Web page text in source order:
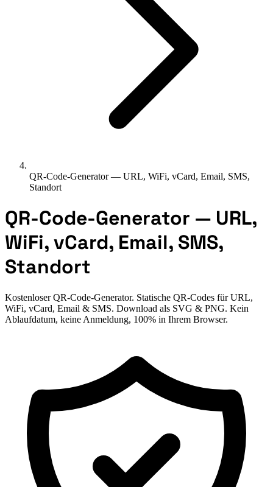
QR-Code-Generator — URL, WiFi, vCard, Email, SMS,
Standort
QR-Code-Generator — URL,
WiFi, vCard, Email, SMS,
Standort
Kostenloser QR-Code-Generator. Statische QR-Codes für URL,
WiFi, vCard, Email & SMS. Download als SVG & PNG. Kein
Ablaufdatum, keine Anmeldung, 100% in Ihrem Browser.